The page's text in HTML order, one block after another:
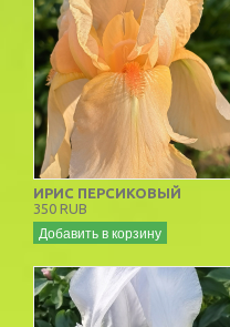
ИРИС ПЕРСИКОВЫЙ
350 RUB
Добавить в корзину